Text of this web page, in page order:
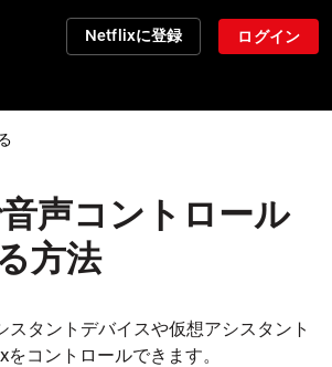
Netflixに登録 ログイン
声コントロール
方法
スタントデバイスや仮想アシスタント
コントロールできます。